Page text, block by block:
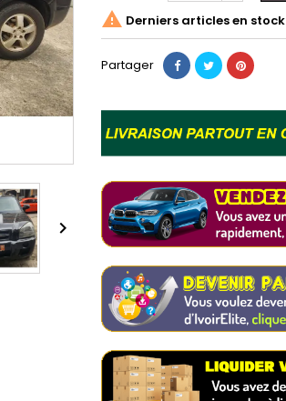

 Derniers articles en stock
Partager